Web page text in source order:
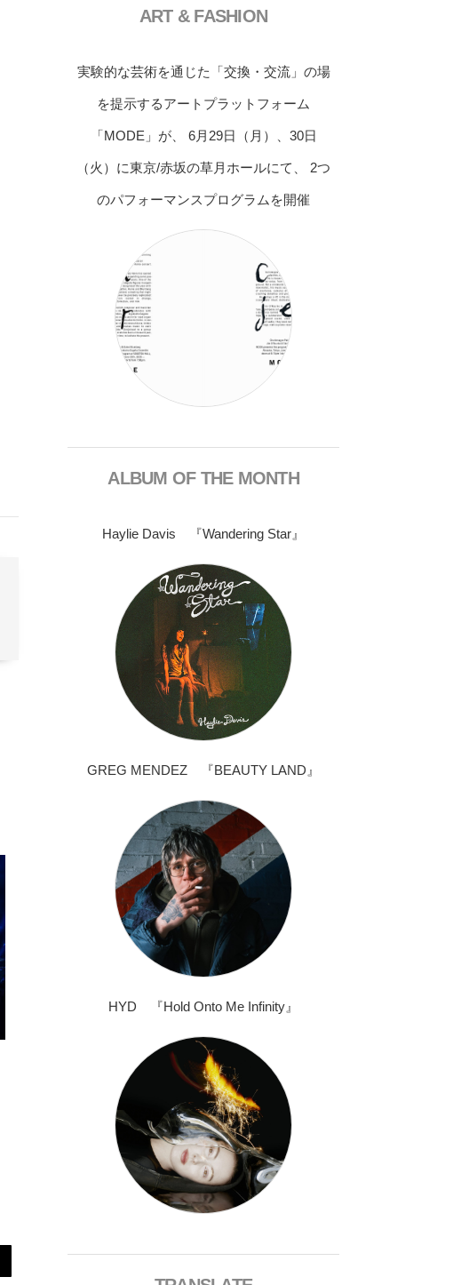
ART & FASHION
実験的な芸術を通じた「交換・交流」の場
を提示するアートプラットフォーム
「MODE」が、 6月29日（月）、30日
（火）に東京/赤坂の草月ホールにて、 2つ
のパフォーマンスプログラムを開催
ALBUM OF THE MONTH
Haylie Davis 『Wandering Star』
GREG MENDEZ 『BEAUTY LAND』
HYD 『Hold Onto Me Infinity』